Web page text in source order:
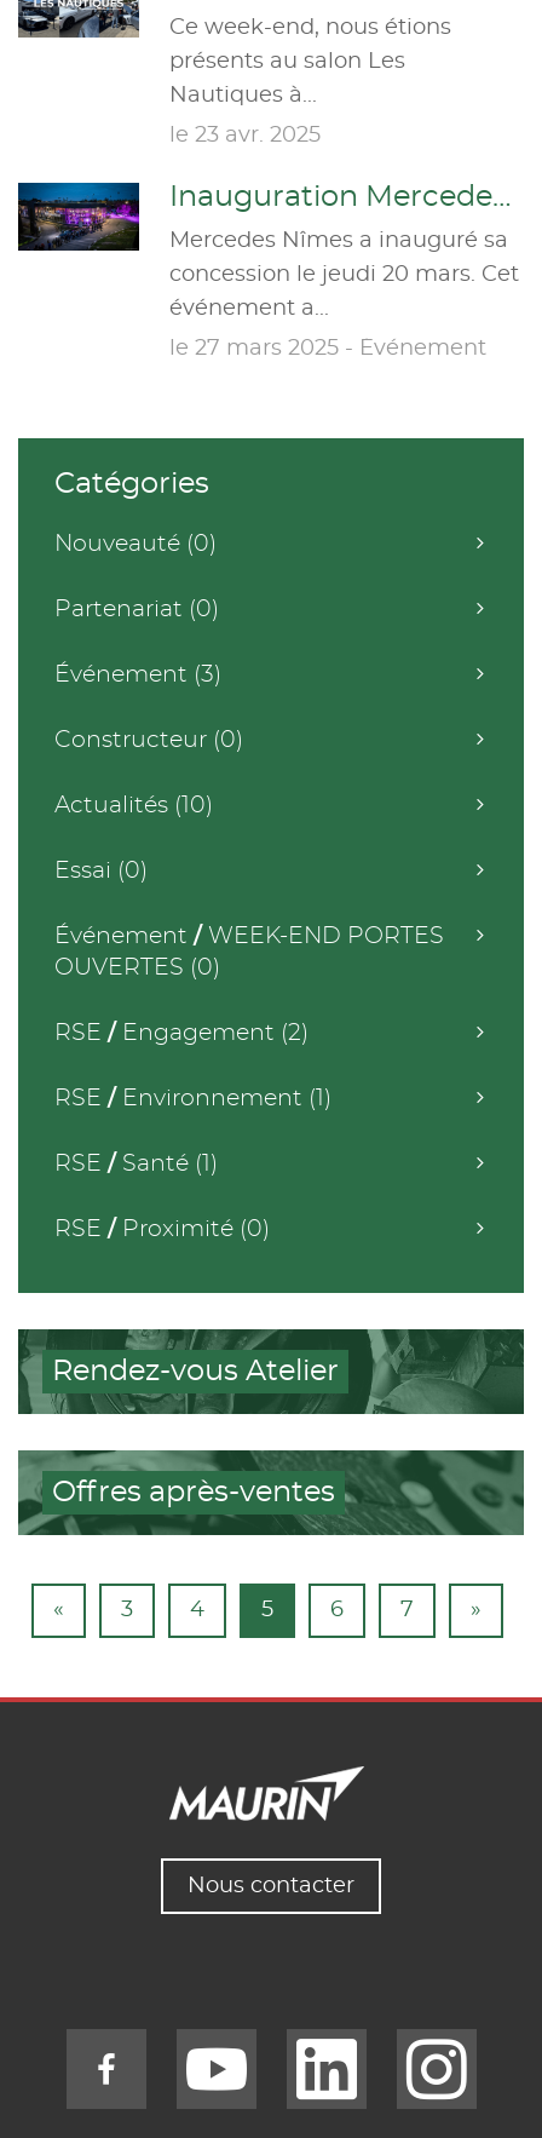
Ce week-end, nous étions
présents au salon Les
Nautiques à...
le 23 avr. 2025
Inauguration Mercedes Nîmes
Mercedes Nîmes a inauguré sa
concession le jeudi 20 mars. Cet
événement a...
le 27 mars 2025 - Événement
Catégories
Nouveauté (0)
Partenariat (0)
Événement (3)
Constructeur (0)
Actualités (10)
Essai (0)
Événement / WEEK-END PORTES
OUVERTES (0)
RSE / Engagement (2)
RSE / Environnement (1)
RSE / Santé (1)
RSE / Proximité (0)
Rendez-vous Atelier
Offres après-ventes
« 3 4 5 6 7 »
Nous contacter